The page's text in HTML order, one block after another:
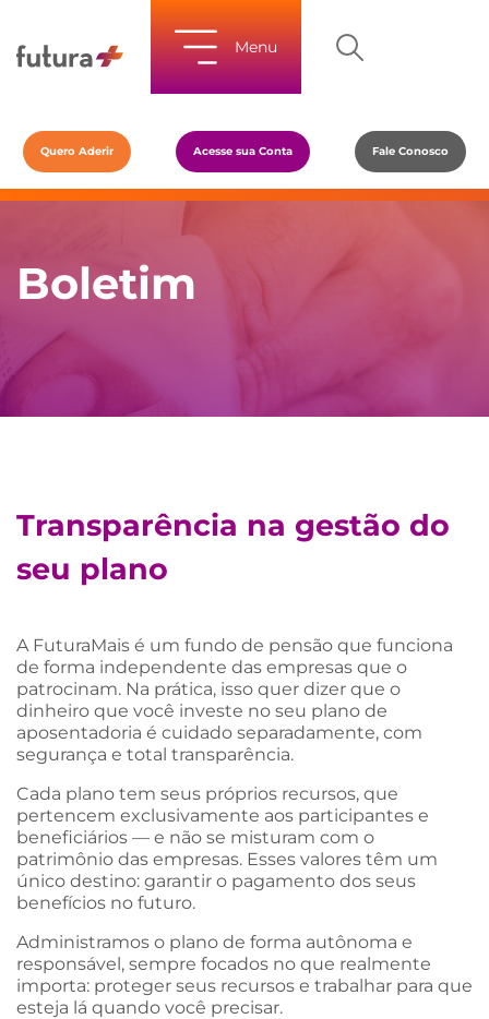
Menu
Quero Aderir Acesse sua Conta Fale Conosco
Boletim
Transparência na gestão do
seu plano
A FuturaMais é um fundo de pensão que funciona
de forma independente das empresas que o
patrocinam. Na prática, isso quer dizer que o
dinheiro que você investe no seu plano de
aposentadoria é cuidado separadamente, com
segurança e total transparência.
Cada plano tem seus próprios recursos, que
pertencem exclusivamente aos participantes e
beneficiários — e não se misturam com o
patrimônio das empresas. Esses valores têm um
único destino: garantir o pagamento dos seus
benefícios no futuro.
Administramos o plano de forma autônoma e
responsável, sempre focados no que realmente
importa: proteger seus recursos e trabalhar para que
esteja lá quando você precisar.